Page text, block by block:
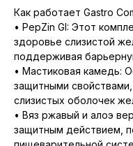
Как работает Gastro
• PepZin GI: Этот
здоровье слизистой
поддерживая
• Мастиковая камедь:
защитными
слизистых оболочек
• Вяз ржавый и алоэ
защитным действием,